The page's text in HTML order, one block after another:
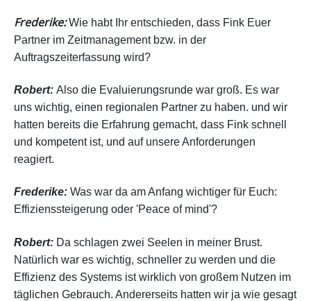
Frederike:Wie habt Ihr entschieden, dass Fink Euer
Partner im Zeitmanagement bzw. in der
Auftragszeiterfassung wird?
Robert: Also die Evaluierungsrunde war groß. Es war
uns wichtig, einen regionalen Partner zu haben. und wir
hatten bereits die Erfahrung gemacht, dass Fink schnell
und kompetent ist, und auf unsere Anforderungen
reagiert.
Frederike: Was war da am Anfang wichtiger für Euch:
Effizienssteigerung oder 'Peace of mind'?
Robert: Da schlagen zwei Seelen in meiner Brust.
Natürlich war es wichtig, schneller zu werden und die
Effizienz des Systems ist wirklich von großem Nutzen im
täglichen Gebrauch. Andererseits hatten wir ja wie gesagt